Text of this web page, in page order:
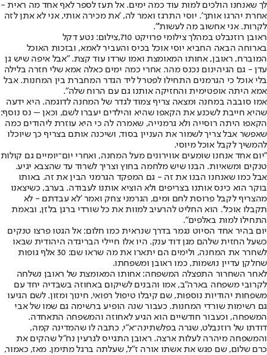
לך שאנחנו הולכים למות עוד כמה ימים. אל תעז לספר לאף אחד מה ראית -
אחרת יהרגו אותך'. יוסי התרגז ואמר לה, 'את מכירה אותי, אני לא אתן לזה
לקרות. אני אחשוב מה לעשות'".
ראובן רוזנבלט במהלך צילומי פרויקט 710,צילום: נטע דקל
בארוחה הבאה החביא יוסי אוכל בכיס והעביר לאמא, ובזכות האוכל
המוברח, ראובן, אחותו המאומצת ואמו שרדו עוד קצת. "אבל איפה שיש גן
עדן - גם הגיהינום נכנס מהר. אחרי כמה ימים כאלה אמא שלי חזרה בלילה
בלי אוכל כי הגרמנים התחילו לפטרל ליד הגדר המחברת בין המחנות. אבל
אמא היתה אופטימית והחזיקה אותנו גם עם הרוח שלה".
אמו סובבה במחנה ומצאה צריף צמוד לגדר של המחנה לדוגמה. היא ידעה
שהיא חייבת לשכנע את הקאפו שהיא והילדים יעברו לשם, וכאן – נס נוסף:
הקאפו היתה רוסייה ולא גרמנייה, שאמרה לה כי היא עוזרת ליהודים כמה
שאפשר אבל צריך לשמור את העניין בסוד, ושיכנה אותם בצריף כך שיוכלו
להמשיך לקבל אוכל מיוסי.
"יום אחד אנחנו שומעים אווירונים מעל המחנה, ואחרי יום־יומיים גם קולות
טנקים ומשאיות. הבנו שיש מלחמה בחוץ וצריך לשרוד עד שהצבא יגיע.
אבל כמו שאנחנו הבנו את זה - גם המפקד הגרמני הבין את זה. באותו
בוקר הוא כינס אותנו בצריפים ולא הוציא אותנו לעבודה. בערב, כשיצאנו
מהצריף לקבל פרוסת לחם ומים, הגרמני צחק ואמר 'לא עבדתם - לא
תקבלו אוכל'. הוא החליט להרעיב למוות את כל שורדי ברגן בלזן, ובאמת
התחילו למות באלפים".
יום בהיר אחד הסיוט נגמר בדרך שנראית כמו חלום: אל הגטו פרצו טנקים
כשעל החזית שלהם מגן דוד ענק. היו אלו חיילי הבריגדה היהודית שבאו
לשחרר את המחנה, ולימים הם יתארו את מה שראו שם: 30 אלף גופות
שחלקן עדיין נושמות, כמו ראובן ומשפחתו.
לאחר השחרור התפצלה המשפחה: אחותו המאומצת של ראובן נשלחה
לקרובי משפחה בארה"ב, אמו והבנים לשיקום באחוזה בשבדיה יחד עם
משפחות יהודיות נוספות, שם קיבלו טיפול רפואי, חינוך ומזון. לשם הגיעו
גם רשימות שורדי המחנות. כעבור שנה הופיע ברשימה גם שמו של אבי
המשפחה, וכעבור חודשיים הוא הגיע לאחוזה והמשפחה התאחדה.
דודתו של רוזנבלט, שגרה בפלשתינה־א"י, כתבה לו שהמדינה קמה,
והמשפחה מיהרה לעלות ארצה. ראובן התגייס לגרעין נח"ל שהקים את
כרם שלום, שם פגש את אשתו אורה ז"ל, שעלתה ברגל מתימן. מאז, כאמור,